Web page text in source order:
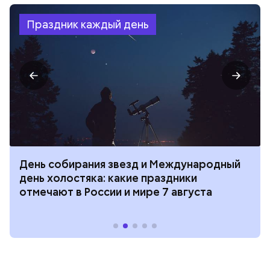
Праздник каждый день
День собирания звезд и Международный
день холостяка: какие праздники
отмечают в России и мире 7 августа